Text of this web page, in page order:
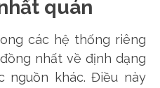
quán
các hệ thống riêng
nhất về định dạng
nguồn khác. Điều này